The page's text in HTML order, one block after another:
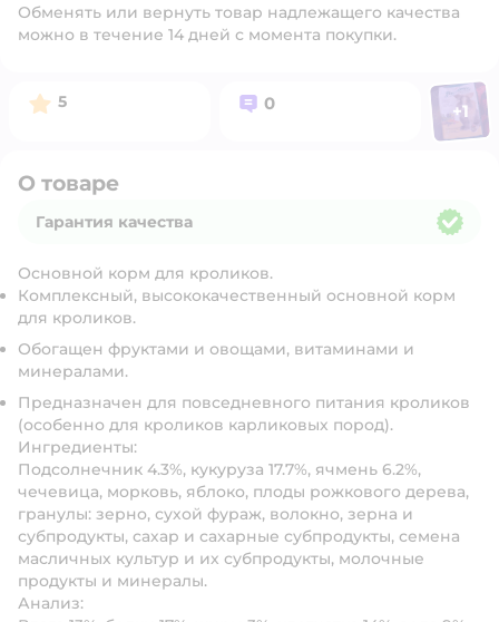
Обменять или вернуть товар надлежащего качества
можно в течение 14 дней с момента покупки.
Рейтинг:
5 Вопросов:
0 Фото
+1
О товаре
Гарантия качества
Основной корм для кроликов.
Комплексный, высококачественный основной корм
для кроликов.
Обогащен фруктами и овощами, витаминами и
минералами.
Предназначен для повседневного питания кроликов
(особенно для кроликов карликовых пород).
Ингредиенты:
Подсолнечник 4.3%, кукуруза 17.7%, ячмень 6.2%,
чечевица, морковь, яблоко, плоды рожкового дерева,
гранулы: зерно, сухой фураж, волокно, зерна и
субпродукты, сахар и сахарные субпродукты, семена
масличных культур и их субпродукты, молочные
продукты и минералы.
Анализ: